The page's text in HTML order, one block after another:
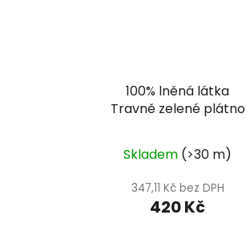
100% lněná látka
Travně zelené plátno
Skladem (>30 m)
347,11 Kč bez DPH
420 Kč